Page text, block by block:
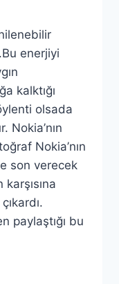
enerjiyi
kalktığı
olsada
Nokia’nın
Nokia’nın
son verecek
karşısına
paylaştığı bu